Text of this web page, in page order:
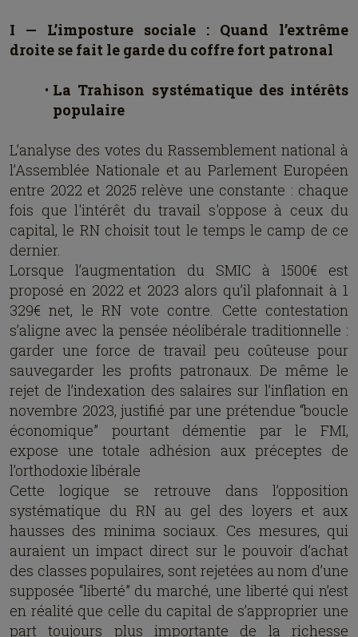
I — L’imposture sociale : Quand l’extrême
droite se fait le garde du coffre fort patronal
La Trahison systématique des intérêts
populaire
L’analyse des votes du Rassemblement national à
l’Assemblée Nationale et au Parlement Européen
entre 2022 et 2025 relève une constante : chaque
fois que l'intérêt du travail s'oppose à ceux du
capital, le RN choisit tout le temps le camp de ce
dernier.
Lorsque l’augmentation du SMIC à 1500€ est
proposé en 2022 et 2023 alors qu’il plafonnait à 1
329€ net, le RN vote contre. Cette contestation
s’aligne avec la pensée néolibérale traditionnelle :
garder une force de travail peu coûteuse pour
sauvegarder les profits patronaux. De même le
rejet de l’indexation des salaires sur l’inflation en
novembre 2023, justifié par une prétendue “boucle
économique” pourtant démentie par le FMI,
expose une totale adhésion aux préceptes de
l’orthodoxie libérale
Cette logique se retrouve dans l’opposition
systématique du RN au gel des loyers et aux
hausses des minima sociaux. Ces mesures, qui
auraient un impact direct sur le pouvoir d’achat
des classes populaires, sont rejetées au nom d’une
supposée “liberté” du marché, une liberté qui n’est
en réalité que celle du capital de s’approprier une
part toujours plus importante de la richesse